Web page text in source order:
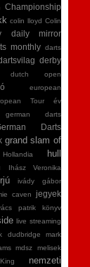
Championship
colin lloyd Colin
daily mirror
monthly darts
derby
dutch open
european
Tour
év
german darts
Darts
grand slam of
Hollandia hull
Ihász Veronika
ivády gábor
caven jegyek
patrik könyv
live streaming
dudbridge
mark
mdsz
melisek
nemzeti